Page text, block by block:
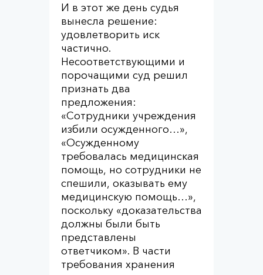
И в этот же день судья
вынесла решение:
удовлетворить иск
частично.
Несоответствующими и
порочащими суд решил
признать два
предложения:
«Сотрудники учреждения
избили осужденного…»,
«Осужденному
требовалась медицинская
помощь, но сотрудники не
спешили, оказывать ему
медицинскую помощь…»,
поскольку «доказательства
должны были быть
представлены
ответчиком». В части
требования хранения